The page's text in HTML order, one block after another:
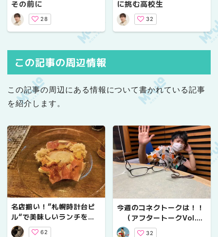
その前に
28
に挑む高校生
32
この記事の周辺情報
この記事の周辺にある情報について書かれている記事
を紹介します。
名店揃い！”札幌時計台ビ
ル“で美味しいランチを。
【４選】
62
今週のコネクトークは！！
（アフタートークVol.
６）
32